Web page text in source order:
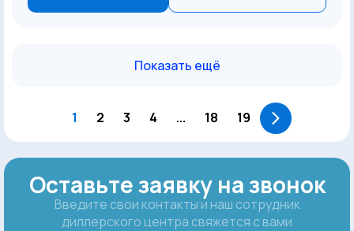
Показать ещё
1 2 3 4 ... 18 19
Оставьте заявку на звонок
Введите свои контакты и наш сотрудник
диллерского центра свяжется с вами